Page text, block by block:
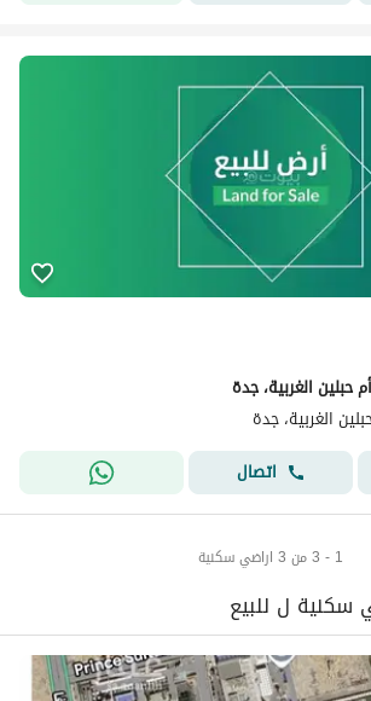
الغربية، جدة
الغربية، جدة
اتصال
1 - 3 من 3 اراضي سكنية
سكنية ل للبيع